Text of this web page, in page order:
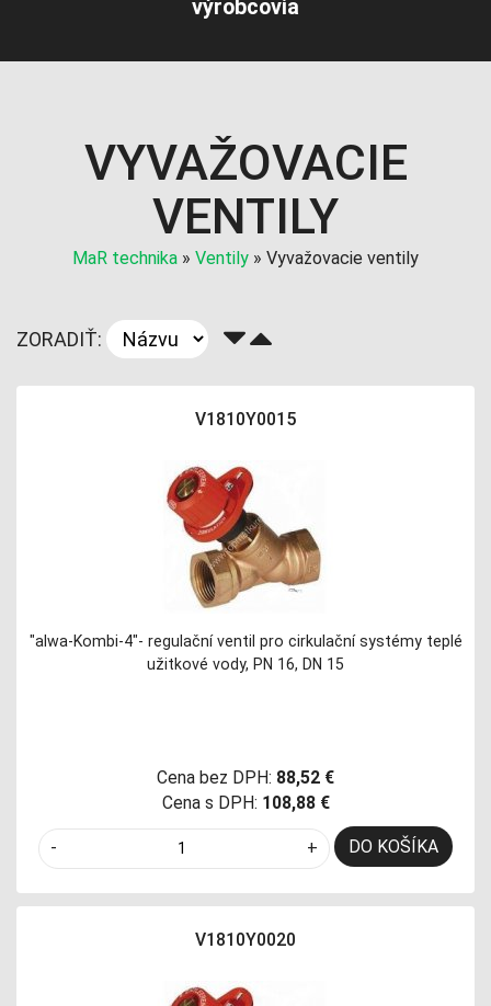
výrobcovia
VYVAŽOVACIE
VENTILY
MaR technika » Ventily » Vyvažovacie ventily
ZORADIŤ:
V1810Y0015
"alwa-Kombi-4"- regulační ventil pro cirkulační systémy teplé
užitkové vody, PN 16, DN 15
Cena bez DPH: 88,52 €
Cena s DPH: 108,88 €
- + DO KOŠÍKA
V1810Y0020